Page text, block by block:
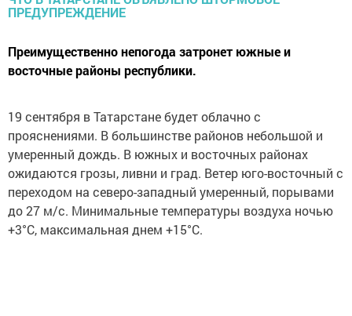
Преимущественно непогода затронет южные и
восточные районы республики.
19 сентября в Татарстане будет облачно с
прояснениями. В большинстве районов небольшой и
умеренный дождь. В южных и восточных районах
ожидаются грозы, ливни и град. Ветер юго-восточный с
переходом на северо-западный умеренный, порывами
до 27 м/с. Минимальные температуры воздуха ночью
+3°С, максимальная днем +15°С.